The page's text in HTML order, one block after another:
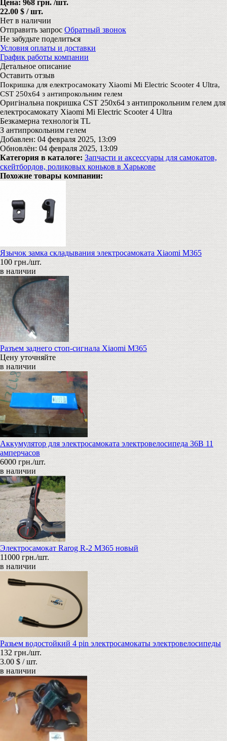
Цена: 968 грн. /шт.
22.00 $ / шт.
Нет в наличии
Отправить запрос Обратный звонок
Не забудьте поделиться
Условия оплаты и доставки
График работы компании
Детальное описание
Оставить отзыв
Покришка для електросамокату Xiaomi Mi Electric Scooter 4 Ultra,
CST 250x64 з антипрокольним гелем
Оригінальна покришка CST 250x64 з антипрокольним гелем для
електросамокату Xiaomi Mi Electric Scooter 4 Ultra
Безкамерна технологія TL
З антипрокольним гелем
Добавлен: 04 февраля 2025, 13:09
Обновлён: 04 февраля 2025, 13:09
Категория в каталоге: Запчасти и аксессуары для самокатов,
скейтбордов, роликовых коньков в Харькове
Похожие товары компании:
Язычок замка складывания электросамоката Xiaomi M365
100 грн./шт.
в наличии
Разъем заднего стоп-сигнала Xiaomi M365
Цену уточняйте
в наличии
Аккумулятор для электросамоката электровелосипеда 36В 11
амперчасов
6000 грн./шт.
в наличии
Электросамокат Rarog R-2 M365 новый
11000 грн./шт.
в наличии
Разьем водостойкий 4 pin электросамокаты электровелосипеды
132 грн./шт.
3.00 $ / шт.
в наличии